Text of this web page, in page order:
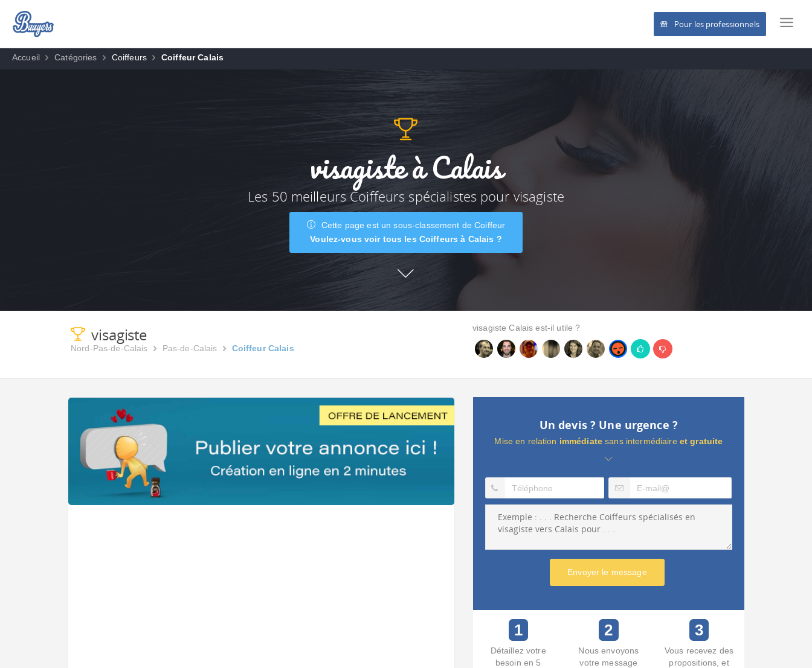
Pour les professionnels
Accueil Catégories Coiffeurs Coiffeur Calais
visagiste à Calais
Les 50 meilleurs Coiffeurs spécialistes pour visagiste
Cette page est un sous-classement de Coiffeur
Voulez-vous voir tous les Coiffeurs à Calais ?
visagiste
Nord-Pas-de-Calais Pas-de-Calais Coiffeur Calais
visagiste Calais est-il utile ?
Un devis ? Une urgence ?
Mise en relation immédiate sans intermédiaire et gratuite
Envoyer le message
1
Détaillez votre
besoin en 5
2
Nous envoyons
votre message
3
Vous recevez des
propositions, et